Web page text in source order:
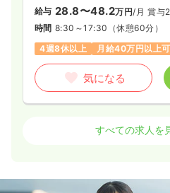
給与 28.8〜48.2万円/月 賞与
時間 8:30～17:30 （休憩60分）
4週8休以上
月給40万円以上可
気になる
23.6〜43.0万円
すべての求人を